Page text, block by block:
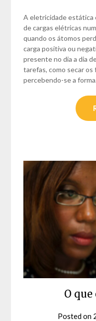
A eletricidade estática
de cargas elétricas
quando os átomos
carga positiva ou
presente no dia a dia
tarefas, como secar os
percebendo-se a
O que
Posted on